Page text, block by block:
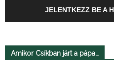
JELENTKEZZ BE A
Amikor Csíkban járt a pápa…